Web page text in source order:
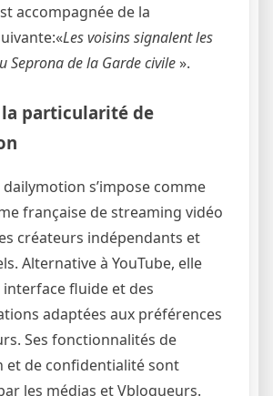
accompagnée de la
Les voisins signalent les
Seprona de la Garde civile».
particularité de
dailymotion s’impose comme
française de streaming vidéo
créateurs indépendants et
Alternative à YouTube, elle
fluide et des
adaptées aux préférences
Ses fonctionnalités de
et de confidentialité sont
les médias et Vblogueurs.